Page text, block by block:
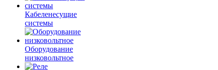
Кабеленесущие
системы
Оборудование
низковольтное